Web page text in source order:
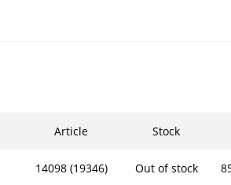
Article Stock
14098 (19346) Out of stock